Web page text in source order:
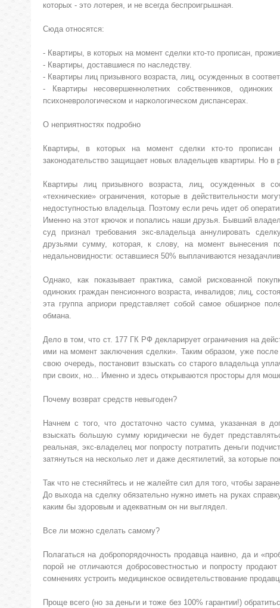
которых - это лотерея, и не всегда беспроигрышная.
Сюда относятся:
- Квартиры, в которых на момент сделки кто-то прописан,
- Квартиры, доставшиеся по наследству.
- Квартиры лиц призывного возраста, лиц, осужденных в
- Квартиры несовершеннолетних собственников,
психоневрологическом и наркологическом диспансерах.
О неприятностях подробно
Квартиры, в которых на момент сделки кто-то
законодательство защищает новых владельцев квартиры. Но в
Квартиры лиц призывного возраста, лиц, осужденных в
«технические» ограничения, которые в действительности
недоступностью владельца. Поэтому если речь идет об
Именно на этот крючок и попались наши друзья. Бывший
суд признал требования экс-владельца аннулировать
друзьями сумму, которая, к слову, на момент вынесения
недальновидности: оставшиеся 50% выплачиваются
Однако, как показывает практика, самой рискованной
одиноких граждан пенсионного возраста, инвалидов; лиц,
эта группа априори представляет собой самое обширное
обмана.
Дело в том, что ст. 177 ГК РФ декларирует ограничения на
ими на момент заключения сделки». Таким образом, уже
свою очередь, постановит взыскать со старого владельца
при своих, но... Именно и здесь открываются просторы для
Почему возврат средств невыгоден?
Начнем с того, что достаточно часто сумма, указанная в
взыскать большую сумму юридически не будет
реальная, экс-владелец мог попросту потратить деньги
затянуться на несколько лет и даже десятилетий, за которые
Так что не стесняйтесь и не жалейте сил для того, чтобы
До выхода на сделку обязательно нужно иметь на руках
каким бы здоровым и адекватным он ни выглядел.
Все ли можно сделать самому?
Полагаться на добропорядочность продавца наивно, да и
порой не отличаются добросовестностью и попросту
сомнениях устроить медицинское освидетельствование
Проще всего (но за деньги и тоже без 100% гарантии!)